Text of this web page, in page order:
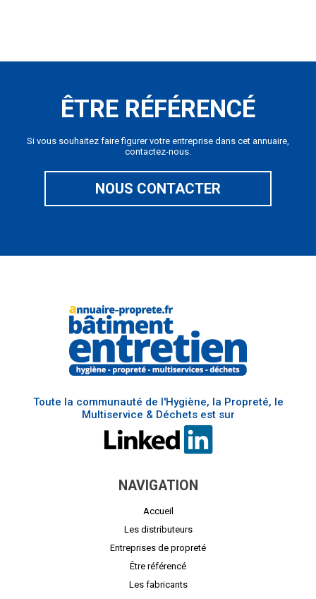
ÊTRE RÉFÉRENCÉ
Si vous souhaitez faire figurer votre entreprise dans cet annuaire,
contactez-nous.
NOUS CONTACTER
Toute la communauté de l'Hygiène, la Propreté, le
Multiservice & Déchets est sur
NAVIGATION
Accueil
Les distributeurs
Entreprises de propreté
Être référencé
Les fabricants